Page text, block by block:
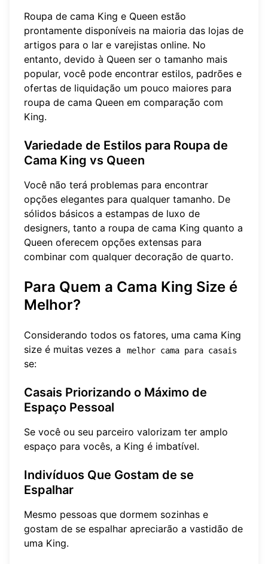
Roupa de cama King e Queen estão
prontamente disponíveis na maioria das lojas de
artigos para o lar e varejistas online. No
entanto, devido à Queen ser o tamanho mais
popular, você pode encontrar estilos, padrões e
ofertas de liquidação um pouco maiores para
roupa de cama Queen em comparação com
King.
Variedade de Estilos para Roupa de
Cama King vs Queen
Você não terá problemas para encontrar
opções elegantes para qualquer tamanho. De
sólidos básicos a estampas de luxo de
designers, tanto a roupa de cama King quanto a
Queen oferecem opções extensas para
combinar com qualquer decoração de quarto.
Para Quem a Cama King Size é
Melhor?
Considerando todos os fatores, uma cama King
size é muitas vezes a
melhor cama para casais
se:
Casais Priorizando o Máximo de
Espaço Pessoal
Se você ou seu parceiro valorizam ter amplo
espaço para vocês, a King é imbatível.
Indivíduos Que Gostam de se
Espalhar
Mesmo pessoas que dormem sozinhas e
gostam de se espalhar apreciarão a vastidão de
uma King.